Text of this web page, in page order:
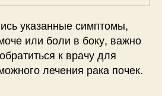
указанные симптомы,
или боли в боку, важно
к врачу для
лечения рака почек.